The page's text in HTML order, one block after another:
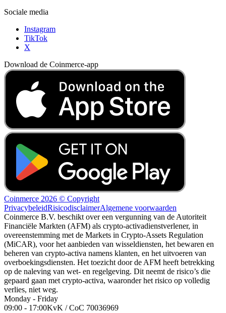
Sociale media
Instagram
TikTok
X
Download de Coinmerce-app
Coinmerce 2026 © Copyright
PrivacybeleidRisicodisclaimerAlgemene voorwaarden
Coinmerce B.V. beschikt over een vergunning van de Autoriteit
Financiële Markten (AFM) als crypto-activadienstverlener, in
overeenstemming met de Markets in Crypto-Assets Regulation
(MiCAR), voor het aanbieden van wisseldiensten, het bewaren en
beheren van crypto-activa namens klanten, en het uitvoeren van
overboekingsdiensten. Het toezicht door de AFM heeft betrekking
op de naleving van wet- en regelgeving. Dit neemt de risico’s die
gepaard gaan met crypto-activa, waaronder het risico op volledig
verlies, niet weg.
Monday - Friday
09:00 - 17:00KvK / CoC 70036969